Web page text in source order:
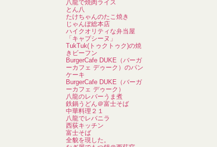
八龍で焼肉ライス
とん八
たけちゃんのたこ焼き
じゃんぼ総本店
ハイクオリティな弁当屋
「キャプシーヌ」
TukTuk(トゥクトゥク)の焼
きビーフン
BurgerCafe DUKE（バーガ
ーカフェ デゥーク）のパン
ケーキ
BurgerCafe DUKE（バーガ
ーカフェ デゥーク）
八龍のレバーうま煮
鉄鍋うどん＠富士そば
中華料理２１
八龍でレバニラ
西荻キッチン
富士そば
全貌を現した。